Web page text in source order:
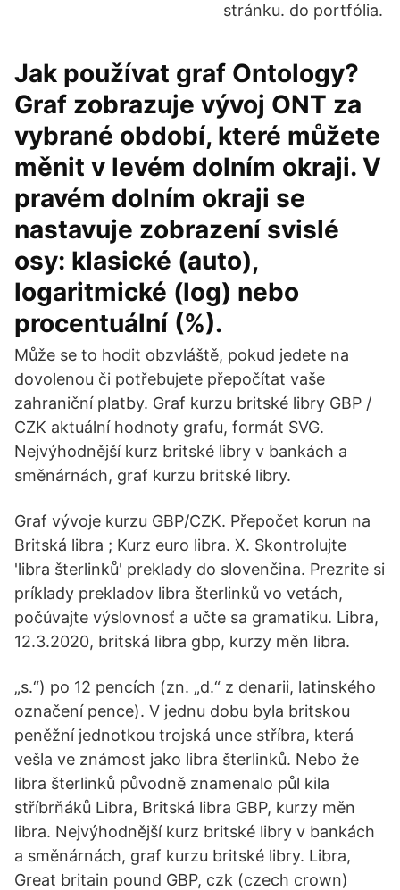
stránku. do portfólia.
Jak používat graf Ontology?
Graf zobrazuje vývoj ONT za
vybrané období, které můžete
měnit v levém dolním okraji. V
pravém dolním okraji se
nastavuje zobrazení svislé
osy: klasické (auto),
logaritmické (log) nebo
procentuální (%).
Může se to hodit obzvláště, pokud jedete na
dovolenou či potřebujete přepočítat vaše
zahraniční platby. Graf kurzu britské libry GBP /
CZK aktuální hodnoty grafu, formát SVG.
Nejvýhodnější kurz britské libry v bankách a
směnárnách, graf kurzu britské libry.
Graf vývoje kurzu GBP/CZK. Přepočet korun na
Britská libra ; Kurz euro libra. X. Skontrolujte
'libra šterlinků' preklady do slovenčina. Prezrite si
príklady prekladov libra šterlinků vo vetách,
počúvajte výslovnosť a učte sa gramatiku. Libra,
12.3.2020, britská libra gbp, kurzy měn libra.
„s.“) po 12 pencích (zn. „d.“ z denarii, latinského
označení pence). V jednu dobu byla britskou
peněžní jednotkou trojská unce stříbra, která
vešla ve známost jako libra šterlinků. Nebo že
libra šterlinků původně znamenalo půl kila
stříbrňáků Libra, Britská libra GBP, kurzy měn
libra. Nejvýhodnější kurz britské libry v bankách
a směnárnách, graf kurzu britské libry. Libra,
Great britain pound GBP, czk (czech crown)